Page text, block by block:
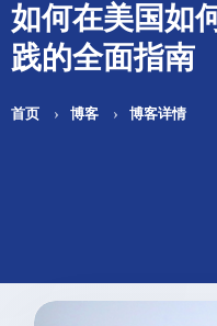
如何在美国如
践的全面指南
首页 博客 博客详情